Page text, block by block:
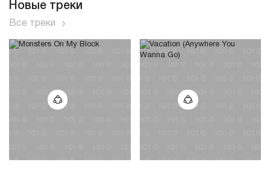
Новые треки
Все треки